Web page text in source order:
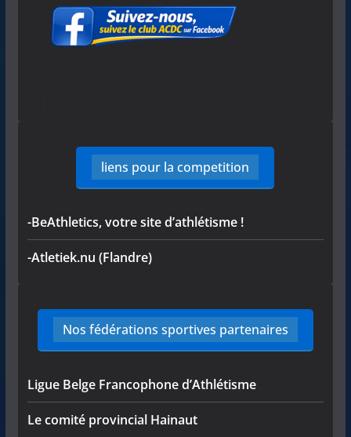
liens pour la competition
-BeAthletics, votre site d’athlétisme !
-Atletiek.nu (Flandre)
Nos fédérations sportives partenaires
Ligue Belge Francophone d’Athlétisme
Le comité provincial Hainaut